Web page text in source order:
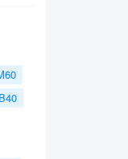
B40